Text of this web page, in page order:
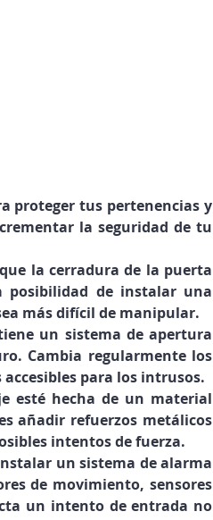
proteger tus pertenencias y
la seguridad de tu
la cerradura de la puerta
posibilidad de instalar una
más difícil de manipular.
un sistema de apertura
Cambia regularmente los
para los intrusos.
esté hecha de un material
añadir refuerzos metálicos
intentos de fuerza.
un sistema de alarma
de movimiento, sensores
un intento de entrada no